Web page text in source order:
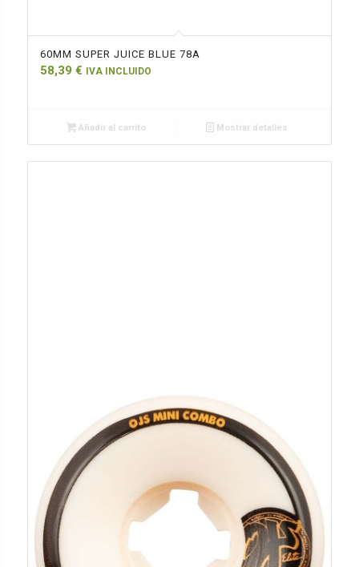
60MM SUPER JUICE BLUE 78A
58,39 € IVA INCLUIDO
Añadir al carrito Mostrar detalles